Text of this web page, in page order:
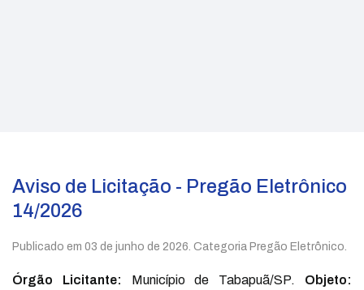
Aviso de Licitação - Pregão Eletrônico
14/2026
Publicado em 03 de junho de 2026 . Categoria Pregão Eletrônico.
Órgão Licitante: Município de Tabapuã/SP. Objeto: